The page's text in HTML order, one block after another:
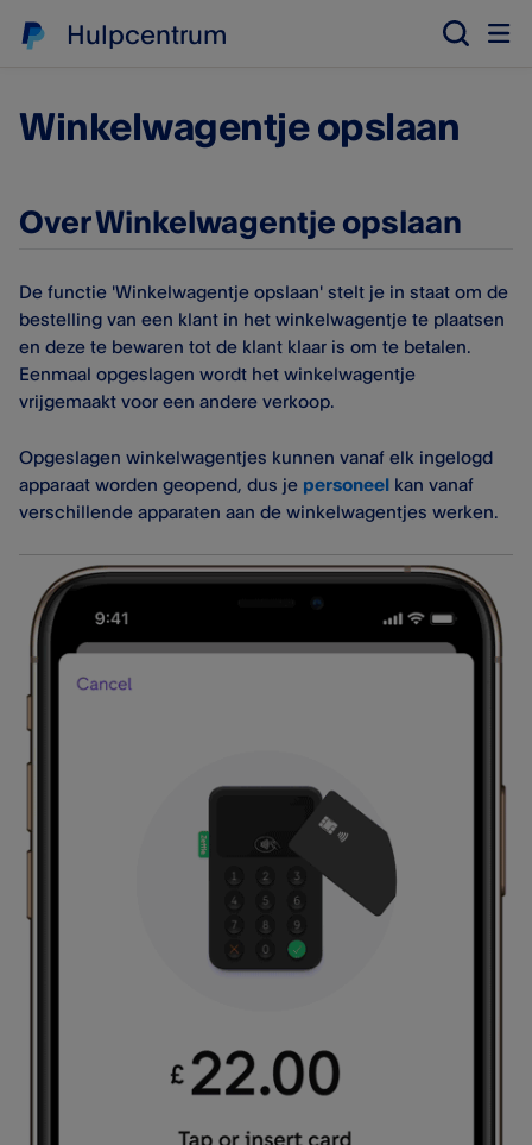
Hulpcentrum
Winkelwagentje opslaan
Over Winkelwagentje opslaan
De functie 'Winkelwagentje opslaan' stelt je in staat om de
bestelling van een klant in het winkelwagentje te plaatsen
en deze te bewaren tot de klant klaar is om te betalen.
Eenmaal opgeslagen wordt het winkelwagentje
vrijgemaakt voor een andere verkoop.
Opgeslagen winkelwagentjes kunnen vanaf elk ingelogd
apparaat worden geopend, dus je personeel kan vanaf
verschillende apparaten aan de winkelwagentjes werken.